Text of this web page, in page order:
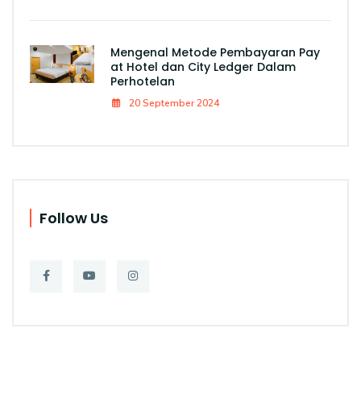
Mengenal Metode Pembayaran Pay
at Hotel dan City Ledger Dalam
Perhotelan
20 September 2024
Follow Us